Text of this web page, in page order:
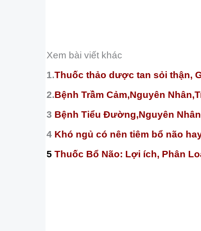
Xem bài viết khác
1.Thuốc thảo dược tan sỏi thận,
2.Bệnh Trầm Cảm,Nguyên
3 Bệnh Tiểu Đường,Nguyên
4 Khó ngủ có nên tiêm bổ não
5 Thuốc Bổ Não: Lợi ích, Phân